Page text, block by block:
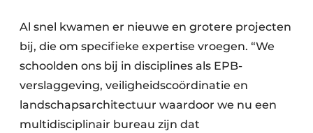
Al snel kwamen er nieuwe en grotere projecten
bij, die om specifieke expertise vroegen. “We
schoolden ons bij in disciplines als EPB-
verslaggeving, veiligheidscoördinatie en
landschapsarchitectuur waardoor we nu een
multidisciplinair bureau zijn dat